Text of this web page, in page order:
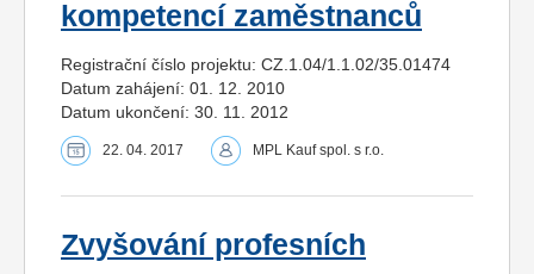
kompetencí zaměstnanců
Registrační číslo projektu: CZ.1.04/1.1.02/35.01474
Datum zahájení: 01. 12. 2010
Datum ukončení: 30. 11. 2012
22. 04. 2017 MPL Kauf spol. s r.o.
Zvyšování profesních